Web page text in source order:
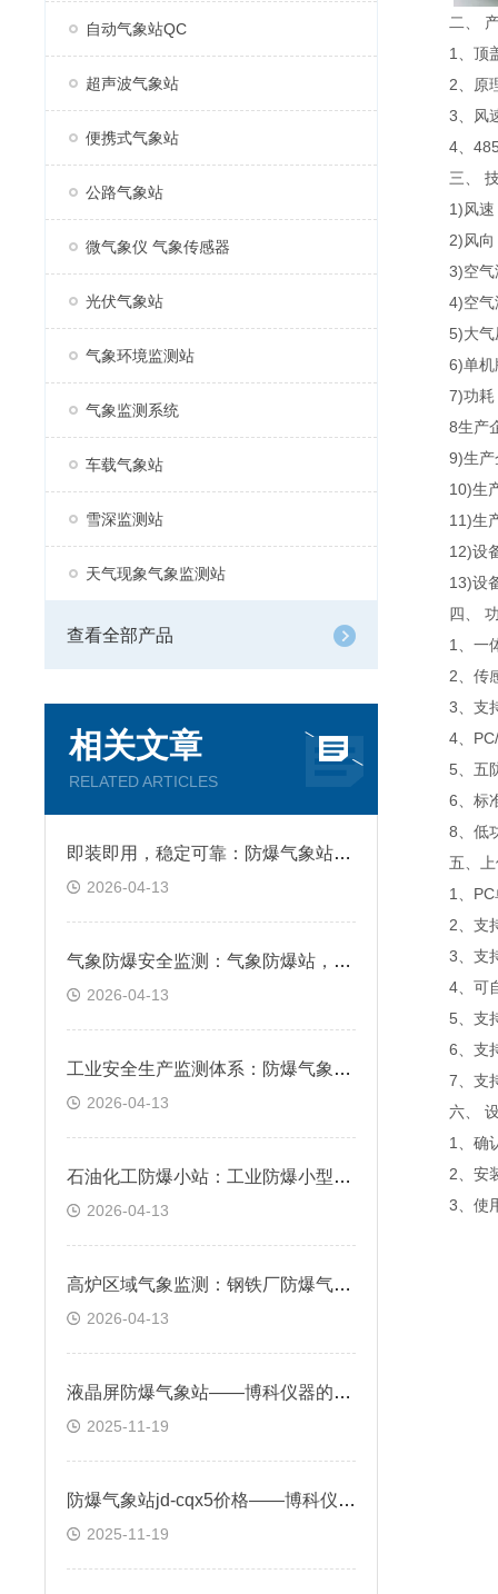
自动气象站QC
超声波气象站
便携式气象站
公路气象站
微气象仪 气象传感器
光伏气象站
气象环境监测站
气象监测系统
车载气象站
雪深监测站
天气现象气象监测站
查看全部产品
相关文章
RELATED ARTICLES
即装即用，稳定可靠：防爆气象站仪助力安全生产智能化升级
2026-04-13
气象防爆安全监测：气象防爆站，精准守护高危区域环境
2026-04-13
工业安全生产监测体系：防爆气象站监测方案，筑牢安全防线
2026-04-13
石油化工防爆小站：工业防爆小型气象站，适应严苛环境监测
2026-04-13
高炉区域气象监测：钢铁厂防爆气象站，预警恶劣天气风险
2026-04-13
液晶屏防爆气象站——博科仪器的可视化监测方案
2025-11-19
防爆气象站jd-cqx5价格——博科仪器的性价比之选
2025-11-19
二、 产
1、顶盖
2、原理
3、风速
4、485
三、 技
1)风速
2)风向
3)空气
4)空气
5)大气
6)单机版
7)功耗
8生产企
9)生产企
10)生产
11)生产
12)设备
13)设备
四、 功
1、一体
2、传感
3、支持
4、PC/
5、五防
6、标准
8、低功
五、上
1、PC单
2、支持
3、支持
4、可自
5、支持
6、支持
7、支持
六、 设
1、确认
2、安装
3、使用